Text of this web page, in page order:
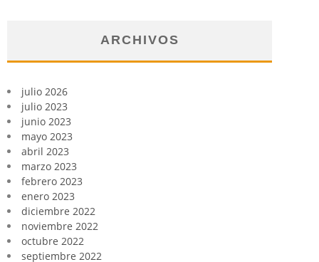
ARCHIVOS
julio 2026
julio 2023
junio 2023
mayo 2023
abril 2023
marzo 2023
febrero 2023
enero 2023
diciembre 2022
noviembre 2022
octubre 2022
septiembre 2022